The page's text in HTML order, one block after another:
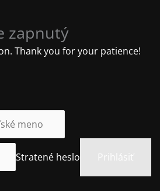
zapnutý
Thank you for your patience!
Stratené heslo